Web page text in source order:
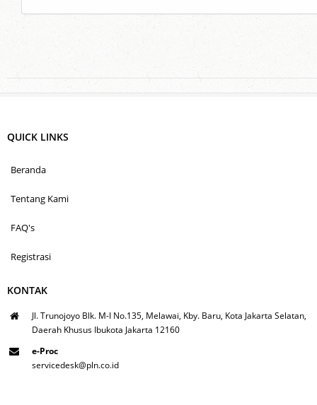
QUICK LINKS
Beranda
Tentang Kami
FAQ's
Registrasi
KONTAK
Jl. Trunojoyo Blk. M-I No.135, Melawai, Kby. Baru, Kota Jakarta Selatan,
Daerah Khusus Ibukota Jakarta 12160
e-Proc
servicedesk@pln.co.id